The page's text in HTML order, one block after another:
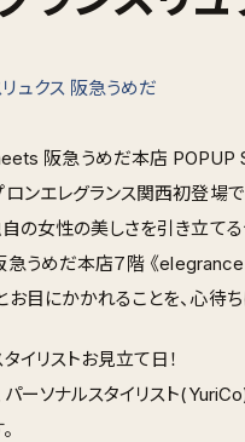
阪急うめだ本店 POPUP
ンエレグランス関西初登場で
の女性の美しさを引き立て
急うめだ本店７階 《
目にかかれることを、心待ち
イリストお見立て日！
パーソナルスタイリスト